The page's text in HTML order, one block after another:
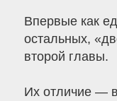
Впервые как
остальных,
второй главы.
Их отличие —